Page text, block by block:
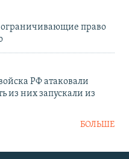
право
РФ атаковали
из них запускали из
БОЛЬШЕ